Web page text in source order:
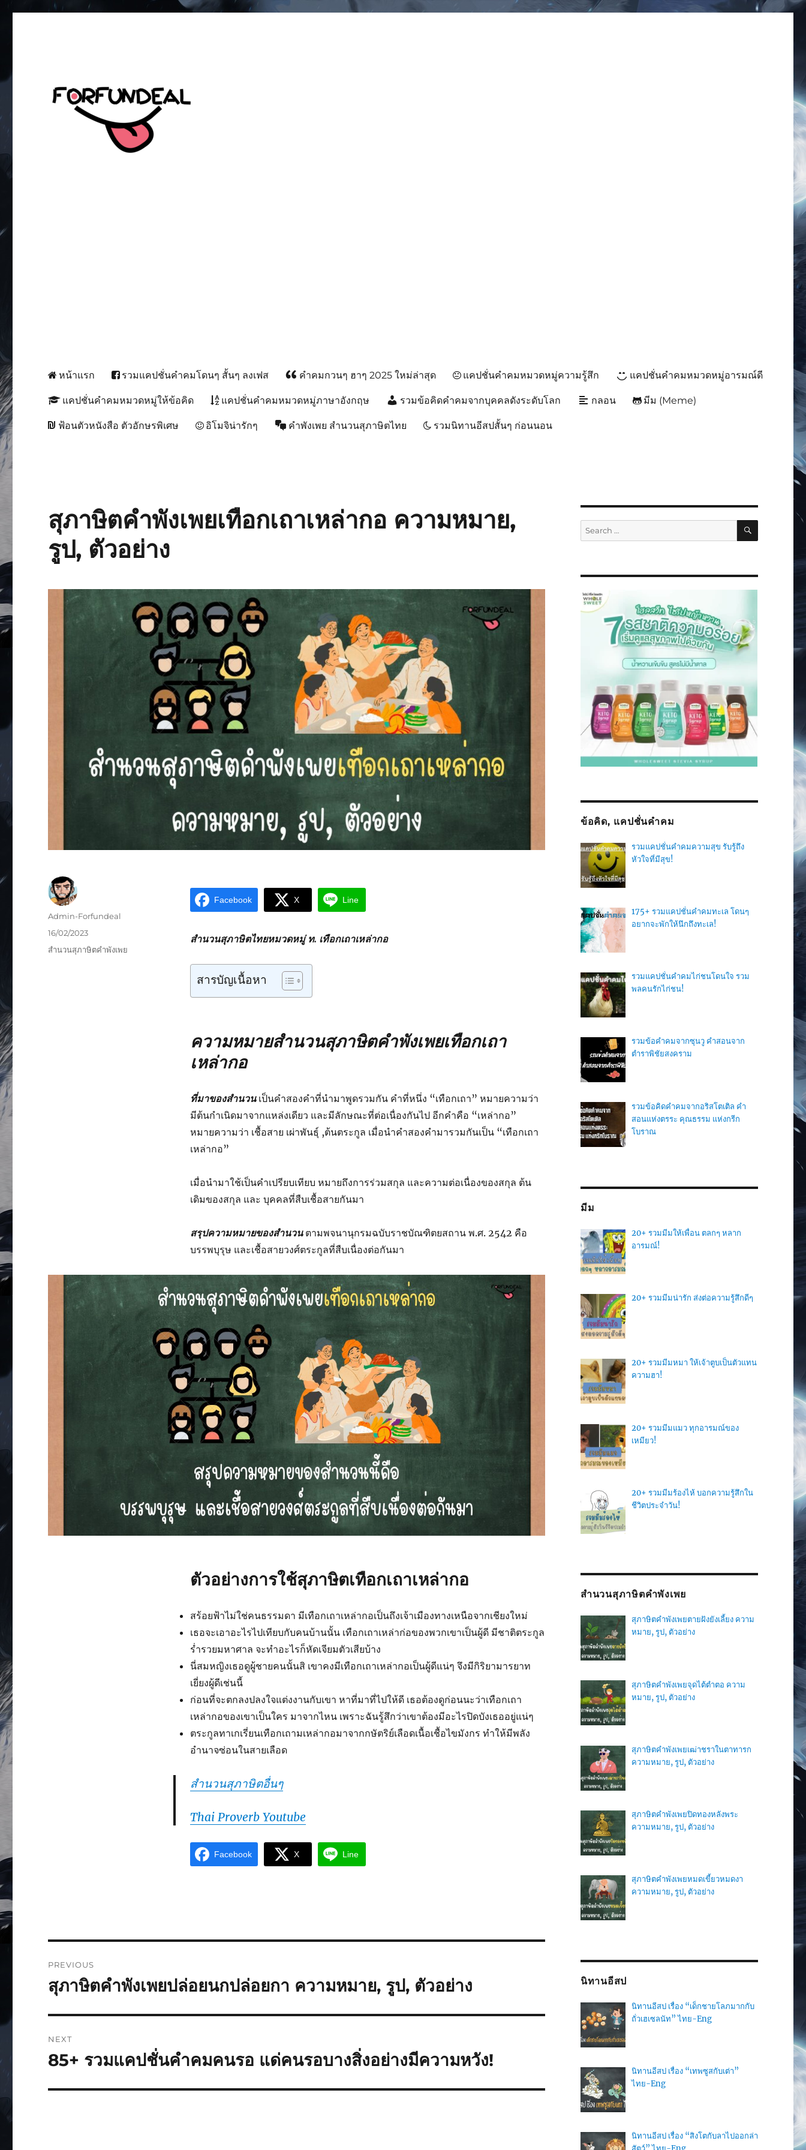
หน้าแรก รวมแคปชั่นคำคมโดนๆ สั้นๆ ลงเฟส คำคมกวนๆ ฮาๆ 2025 ใหม่ล่าสุด แคปชั่นคำคมหมวดหมู่ความรู้สึก แคปชั่นคำคมหมวดหมู่อารมณ์ดี
แคปชั่นคำคมหมวดหมู่ให้ข้อคิด แคปชั่นคำคมหมวดหมู่ภาษาอังกฤษ รวมข้อคิดคำคมจากบุคคลดังระดับโลก กลอน มีม (Meme)
ฟ้อนตัวหนังสือ ตัวอักษรพิเศษ อิโมจิน่ารักๆ คำพังเพย สำนวนสุภาษิตไทย รวมนิทานอีสปสั้นๆ ก่อนนอน
สุภาษิตคำพังเพยเทือกเถาเหล่ากอ ความหมาย,
รูป, ตัวอย่าง
Facebook X Line
สำนวนสุภาษิตไทยหมวดหมู่ ท. เทือกเถาเหล่ากอ
สารบัญเนื้อหา
ความหมายสำนวนสุภาษิตคำพังเพยเทือกเถา
เหล่ากอ
ที่มาของสำนวนเป็นคำสองคำที่นำมาพูดรวมกัน คำที่หนึ่ง “เทือกเถา” หมายความว่า
มีต้นกำเนิดมาจากแหล่งเดียว และมีลักษณะที่ต่อเนื่องกันไป อีกคำคือ “เหล่ากอ”
หมายความว่า เชื้อสาย เผ่าพันธุ์ ,ต้นตระกูล เมื่อนำคำสองคำมารวมกันเป็น “เทือกเถา
เหล่ากอ”
เมื่อนำมาใช้เป็นคำเปรียบเทียบ หมายถึงการร่วมสกุล และความต่อเนื่องของสกุล ต้น
เดิมของสกุล และ บุคคลที่สืบเชื้อสายกันมา
สรุปความหมายของสำนวนตามพจนานุกรมฉบับราชบัณฑิตยสถาน พ.ศ. 2542 คือ
บรรพบุรุษ และเชื้อสายวงศ์ตระกูลที่สืบเนื่องต่อกันมา
ตัวอย่างการใช้สุภาษิตเทือกเถาเหล่ากอ
สร้อยฟ้าไม่ใช่คนธรรมดา มีเทือกเถาเหล่ากอเป็นถึงเจ้าเมืองทางเหนือจากเชียงใหม่
เธอจะเอาอะไรไปเทียบกับคนบ้านนั้น เทือกเถาเหล่าก่อของพวกเขาเป็นผู้ดี มีชาติตระกูล
ร่ำรวยมหาศาล จะทำอะไรก็หัดเจียมตัวเสียบ้าง
นี่สมหญิงเธอดูผู้ชายคนนั้นสิ เขาคงมีเทือกเถาเหล่ากอเป็นผู้ดีแน่ๆ จึงมีกิริยามารยาท
เยี่ยงผู้ดีเช่นนี้
ก่อนที่จะตกลงปลงใจแต่งงานกับเขา หาที่มาที่ไปให้ดี เธอต้องดูก่อนนะว่าเทือกเถา
เหล่ากอของเขาเป็นใคร มาจากไหน เพราะฉันรู้สึกว่าเขาต้องมีอะไรปิดบังเธออยู่แน่ๆ
ตระกูลทาเกเรี่ยนเทือกเถามเหล่ากอมาจากกษัตริย์เลือดเนื้อเชื้อไขมังกร ทำให้มีพลัง
อำนาจซ่อนในสายเลือด
สำนวนสุภาษิตอื่นๆ
Thai Proverb Youtube
Facebook X Line
Admin-Forfundeal
16/02/2023
สำนวนสุภาษิตคำพังเพย
PREVIOUS
สุภาษิตคำพังเพยปล่อยนกปล่อยกา ความหมาย, รูป, ตัวอย่าง
NEXT
85+ รวมแคปชั่นคำคมคนรอ แด่คนรอบางสิ่งอย่างมีความหวัง!
ข้อคิด, แคปชั่นคำคม
รวมแคปชั่นคำคมความสุข รับรู้ถึง
หัวใจที่มีสุข!
175+ รวมแคปชั่นคำคมทะเล โดนๆ
อยากจะพักให้นึกถึงทะเล!
รวมแคปชั่นคำคมไก่ชนโดนใจ รวม
พลคนรักไก่ชน!
รวมข้อคำคมจากซุนวู คำสอนจาก
ตำราพิชัยสงคราม
รวมข้อคิดคำคมจากอริสโตเติล คำ
สอนแห่งตรระ คุณธรรม แห่งกรีก
โบราณ
มีม
20+ รวมมีมให้เพื่อน ตลกๆ หลาก
อารมณ์!
20+ รวมมีมน่ารัก ส่งต่อความรู้สึกดีๆ
20+ รวมมีมหมา ให้เจ้าตูบเป็นตัวแทน
ความฮา!
20+ รวมมีมแมว ทุกอารมณ์ของ
เหมียว!
20+ รวมมีมร้องไห้ บอกความรู้สึกใน
ชีวิตประจำวัน!
สำนวนสุภาษิตคำพังเพย
สุภาษิตคำพังเพยตายฝังยังเลี้ยง ความ
หมาย, รูป, ตัวอย่าง
สุภาษิตคำพังเพยจุดไต้ตำตอ ความ
หมาย, รูป, ตัวอย่าง
สุภาษิตคำพังเพยเฒ่าชราในตาทารก
ความหมาย, รูป, ตัวอย่าง
สุภาษิตคำพังเพยปิดทองหลังพระ
ความหมาย, รูป, ตัวอย่าง
สุภาษิตคำพังเพยหมดเขี้ยวหมดงา
ความหมาย, รูป, ตัวอย่าง
นิทานอีสป
นิทานอีสป เรื่อง “เด็กชายโลภมากกับ
ถั่วเฮเซลนัท” ไทย-Eng
นิทานอีสป เรื่อง “เทพซูสกับเต่า”
ไทย-Eng
นิทานอีสป เรื่อง “สิงโตกับลาไปออกล่า